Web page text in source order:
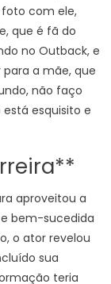
com ele,
que é fã do
no Outback, e
a mãe, que
não faço
esquisito e
aproveitou a
bem-sucedida
o ator revelou
sua
teria